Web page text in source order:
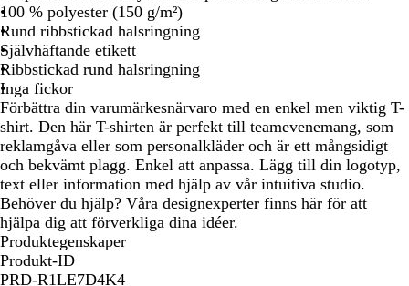
100 % polyester (150 g/m²)
Rund ribbstickad halsringning
Självhäftande etikett
Ribbstickad rund halsringning
Inga fickor
Förbättra din varumärkesnärvaro med en enkel men viktig T-
shirt. Den här T-shirten är perfekt till teamevenemang, som
reklamgåva eller som personalkläder och är ett mångsidigt
och bekvämt plagg. Enkel att anpassa. Lägg till din logotyp,
text eller information med hjälp av vår intuitiva studio.
Behöver du hjälp? Våra designexperter finns här för att
hjälpa dig att förverkliga dina idéer.
Produktegenskaper
Produkt-ID
PRD-R1LE7D4K4